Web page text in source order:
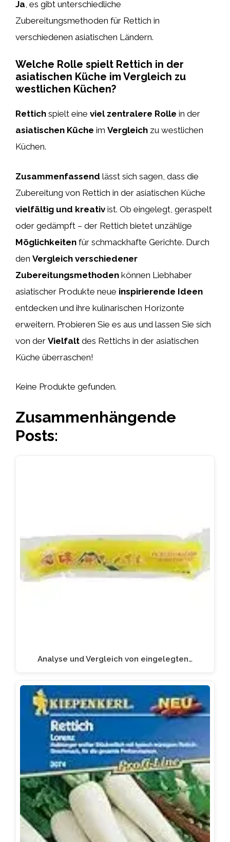
Ja , es gibt unterschiedliche
Zubereitungsmethoden für Rettich in
verschiedenen asiatischen Ländern.
Welche Rolle spielt Rettich in der
asiatischen Küche im Vergleich zu
westlichen Küchen?
Rettich spielt eine viel zentralere Rolle in der
asiatischen Küche im Vergleich zu westlichen
Küchen.
Zusammenfassend lässt sich sagen, dass die
Zubereitung von Rettich in der asiatischen Küche
vielfältig und kreativ ist. Ob eingelegt, geraspelt
oder gedämpft – der Rettich bietet unzählige
Möglichkeiten für schmackhafte Gerichte. Durch
den Vergleich verschiedener
Zubereitungsmethoden können Liebhaber
asiatischer Produkte neue inspirierende Ideen
entdecken und ihre kulinarischen Horizonte
erweitern. Probieren Sie es aus und lassen Sie sich
von der Vielfalt des Rettichs in der asiatischen
Küche überraschen!
Keine Produkte gefunden.
Zusammenhängende
Posts:
Analyse und Vergleich von eingelegten…